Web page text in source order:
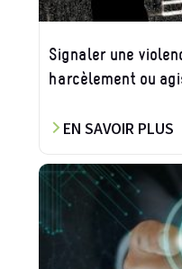
Signaler une
harcèlement ou
EN SAVOIR PLUS